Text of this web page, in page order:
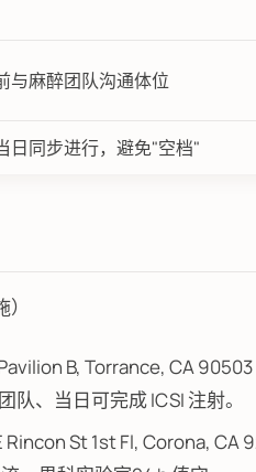
与麻醉团队沟通体位
日同步进行，避免"空档"
B, Torrance, CA 90503
、当日可完成 ICSI 注射。
Rincon St 1st Fl, Corona, CA